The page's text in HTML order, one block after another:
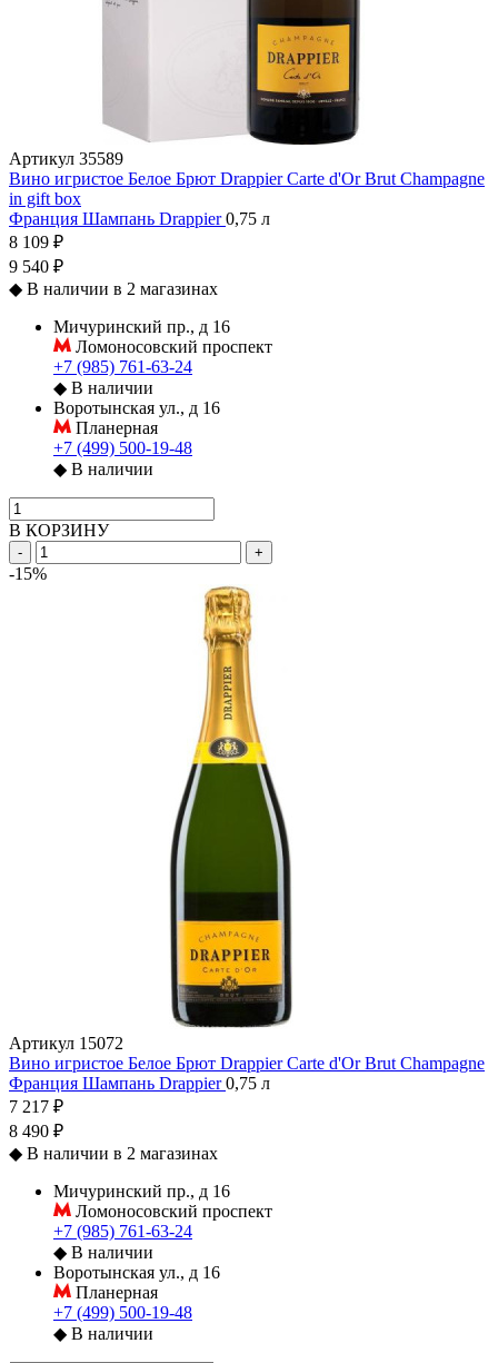
Артикул 35589
Вино игристое Белое Брют Drappier Carte d'Or Brut Champagne
in gift box
Франция Шампань Drappier0,75 л
8 109 ₽
9 540 ₽
◆ В наличии в 2 магазинах
Мичуринский пр., д 16
Ломоносовский проспект
+7 (985) 761-63-24
◆ В наличии
Воротынская ул., д 16
Планерная
+7 (499) 500-19-48
◆ В наличии
В КОРЗИНУ
- +
-15%
Артикул 15072
Вино игристое Белое Брют Drappier Carte d'Or Brut Champagne
Франция Шампань Drappier0,75 л
7 217 ₽
8 490 ₽
◆ В наличии в 2 магазинах
Мичуринский пр., д 16
Ломоносовский проспект
+7 (985) 761-63-24
◆ В наличии
Воротынская ул., д 16
Планерная
+7 (499) 500-19-48
◆ В наличии